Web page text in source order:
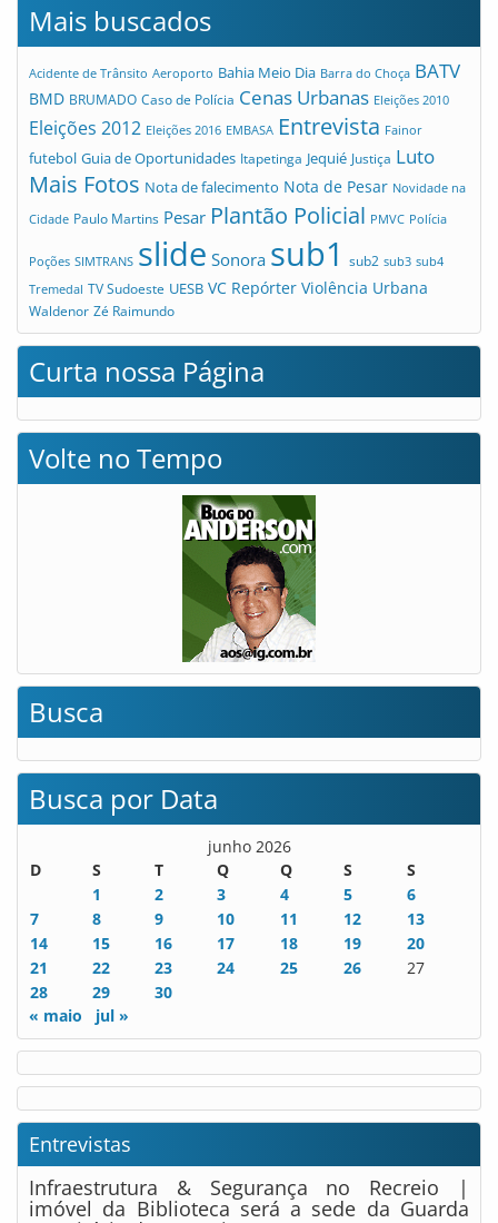
Mais buscados
Acidente de Trânsito Aeroporto Bahia Meio Dia Barra do Choça BATV
BMD BRUMADO Caso de Polícia Cenas Urbanas Eleições 2010
Eleições 2012 Eleições 2016 EMBASA Entrevista Fainor
futebol Guia de Oportunidades Itapetinga Jequié Justiça Luto
Mais Fotos Nota de falecimento Nota de Pesar Novidade na
Cidade Paulo Martins Pesar Plantão Policial PMVC Polícia
Poções SIMTRANS slide Sonora sub1 sub2 sub3 sub4
Tremedal TV Sudoeste UESB VC Repórter Violência Urbana
Waldenor Zé Raimundo
Curta nossa Página
Volte no Tempo
Busca
Busca por Data
junho 2026
D
S T Q Q S
S
1
2 3 4 5
6
7
8 9 10 11 12
13
14
15 16 17 18 19
20
21
22 23 24 25 26
27
28
29
30
« maio
jul »
Entrevistas
Infraestrutura & Segurança no Recreio |
imóvel da Biblioteca será a sede da Guarda